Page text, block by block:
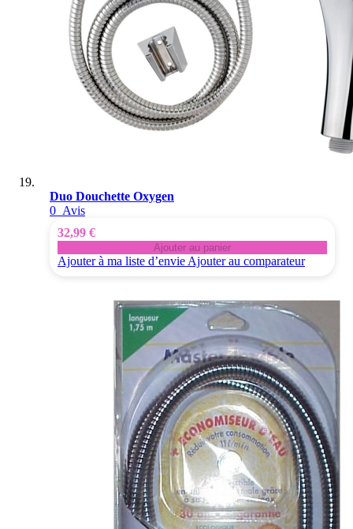
Duo Douchette Oxygen
0 Avis
32,99 €
Ajouter au panier
Ajouter à ma liste d’envie Ajouter au comparateur